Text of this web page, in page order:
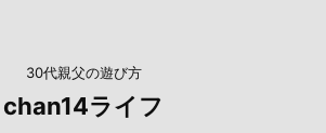
30代親父の遊び方
chan14ライフ